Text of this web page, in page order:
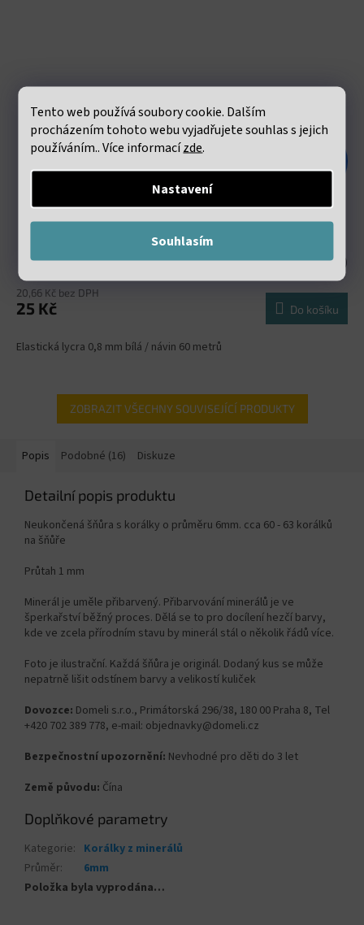
Tento web používá soubory cookie. Dalším
procházením tohoto webu vyjadřujete souhlas s jejich
používáním.. Více informacízde.
Nastavení
Souhlasím
Elastická lycra 0.8mm bílá návin 60 metrů
Skladem(206 ks)
20,66 Kč bez DPH
25 Kč Do košíku
Elastická lycra 0,8 mm bílá / návin 60 metrů
ZOBRAZIT VŠECHNY SOUVISEJÍCÍ PRODUKTY
Popis Podobné (16) Diskuze
Detailní popis produktu
Neukončená šňůra s korálky o průměru 6mm. cca 60 - 63 korálků
na šňůře
Průtah 1 mm
Minerál je uměle přibarvený. Přibarvování minerálů je ve
šperkařství běžný proces. Dělá se to pro docílení hezčí barvy,
kde ve zcela přírodním stavu by minerál stál o několik řádů více.
Foto je ilustrační. Každá šňůra je originál. Dodaný kus se může
nepatrně lišit odstínem barvy a velikostí kuliček
Dovozce: Domeli s.r.o., Primátorská 296/38, 180 00 Praha 8, Tel
+420 702 389 778, e-mail: objednavky@domeli.cz
Bezpečnostní upozornění: Nevhodné pro děti do 3 let
Země původu: Čína
Doplňkové parametry
Kategorie: Korálky z minerálů
Průměr:
6mm
Položka byla vyprodána…